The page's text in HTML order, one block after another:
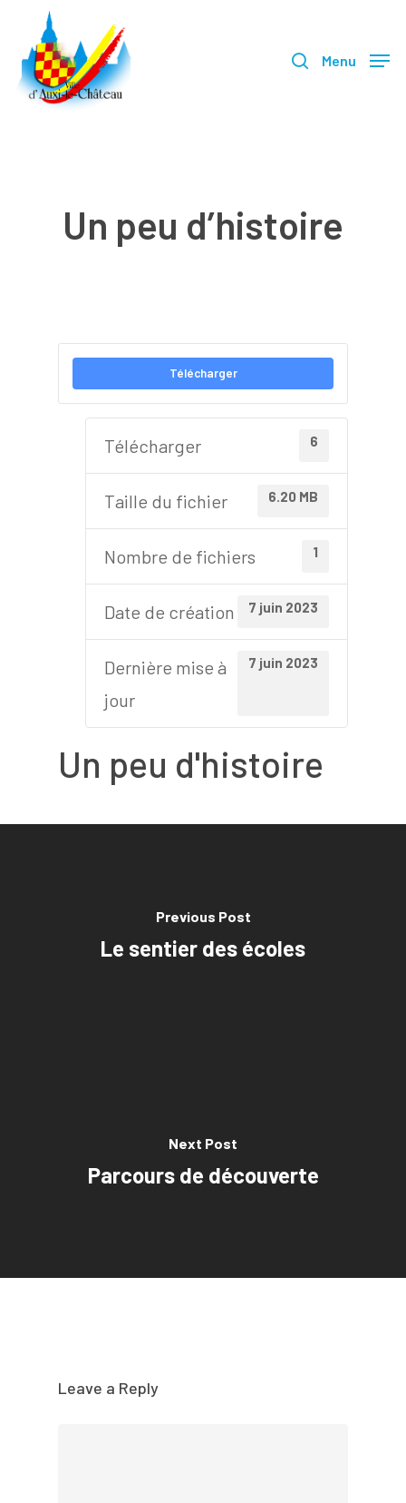
main
Menu
Un peu d’histoire
Télécharger
Télécharger 6
Taille du fichier 6.20 MB
Nombre de fichiers 1
Date de création 7 juin 2023
Dernière mise à
jour
7 juin 2023
Un peu d'histoire
Previous Post
Le sentier des écoles
Next Post
Parcours de découverte
Leave a Reply